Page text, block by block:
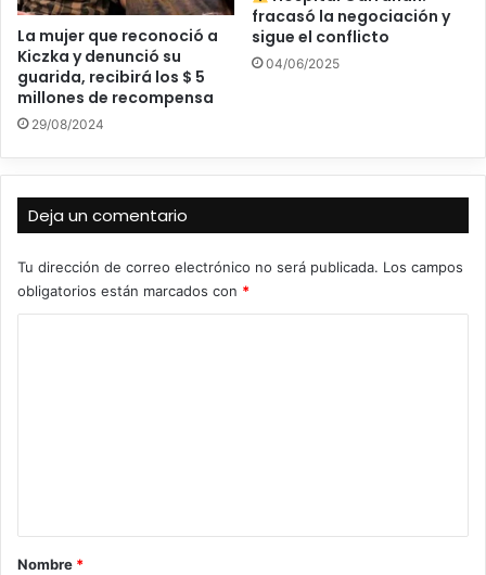
La mujer que reconoció a
Kiczka y denunció su
guarida, recibirá los $ 5
millones de recompensa
29/08/2024
fracasó la negociación y
sigue el conflicto
04/06/2025
Deja un comentario
Tu dirección de correo electrónico no será publicada. Los campos
obligatorios están marcados con *
r
Nombre *